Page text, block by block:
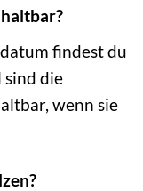
findest du
sind die
wenn sie